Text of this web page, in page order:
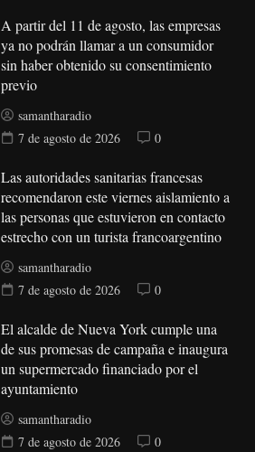
A partir del 11 de agosto, las empresas
ya no podrán llamar a un consumidor
sin haber obtenido su consentimiento
previo
samantharadio
7 de agosto de 2026
0
Las autoridades sanitarias francesas
recomendaron este viernes aislamiento a
las personas que estuvieron en contacto
estrecho con un turista francoargentino
samantharadio
7 de agosto de 2026
0
El alcalde de Nueva York cumple una
de sus promesas de campaña e inaugura
un supermercado financiado por el
ayuntamiento
samantharadio
7 de agosto de 2026
0